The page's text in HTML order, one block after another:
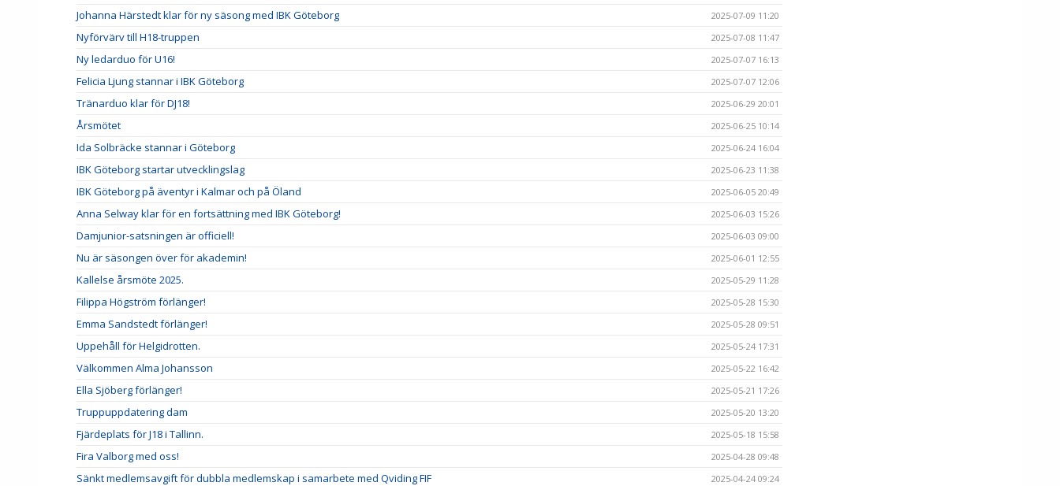
Johanna Härstedt klar för ny säsong med IBK Göteborg 2025-07-09 11:20
Nyförvärv till H18-truppen 2025-07-08 11:47
Ny ledarduo för U16! 2025-07-07 16:13
Felicia Ljung stannar i IBK Göteborg 2025-07-07 12:06
Tränarduo klar för DJ18! 2025-06-29 20:01
Årsmötet 2025-06-25 10:14
Ida Solbräcke stannar i Göteborg 2025-06-24 16:04
IBK Göteborg startar utvecklingslag 2025-06-23 11:38
IBK Göteborg på äventyr i Kalmar och på Öland 2025-06-05 20:49
Anna Selway klar för en fortsättning med IBK Göteborg! 2025-06-03 15:26
Damjunior-satsningen är officiell! 2025-06-03 09:00
Nu är säsongen över för akademin! 2025-06-01 12:55
Kallelse årsmöte 2025. 2025-05-29 11:28
Filippa Högström förlänger! 2025-05-28 15:30
Emma Sandstedt förlänger! 2025-05-28 09:51
Uppehåll för Helgidrotten. 2025-05-24 17:31
Välkommen Alma Johansson 2025-05-22 16:42
Ella Sjöberg förlänger! 2025-05-21 17:26
Truppuppdatering dam 2025-05-20 13:20
Fjärdeplats för J18 i Tallinn. 2025-05-18 15:58
Fira Valborg med oss! 2025-04-28 09:48
Sänkt medlemsavgift för dubbla medlemskap i samarbete med Qviding FIF 2025-04-24 09:24